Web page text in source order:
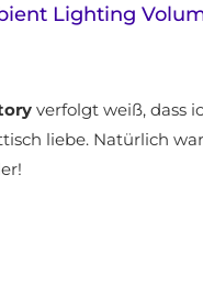
Lighting
verfolgt weiß, dass
liebe. Natürlich